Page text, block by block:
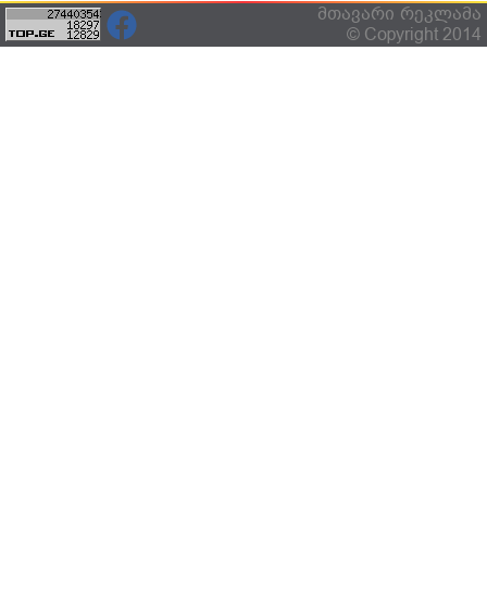
მთავარი რეკლამა
© Copyright 2014